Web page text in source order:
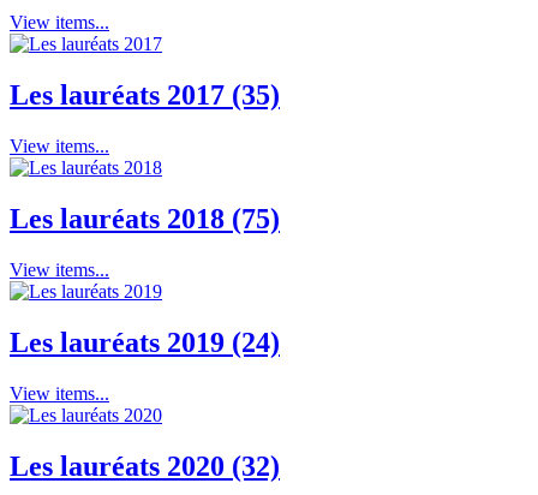
View items...
Les lauréats 2017 (35)
View items...
Les lauréats 2018 (75)
View items...
Les lauréats 2019 (24)
View items...
Les lauréats 2020 (32)